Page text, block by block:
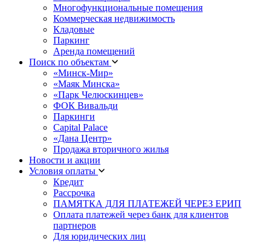
Многофункциональные помещения
Коммерческая недвижимость
Кладовые
Паркинг
Аренда помещений
Поиск по объектам
«Минск-Мир»
«Маяк Минска»
«Парк Челюскинцев»
ФОК Вивальди
Паркинги
Capital Palace
«Дана Центр»
Продажа вторичного жилья
Новости и акции
Условия оплаты
Кредит
Рассрочка
ПАМЯТКА ДЛЯ ПЛАТЕЖЕЙ ЧЕРЕЗ ЕРИП
Оплата платежей через банк для клиентов
партнеров
Для юридических лиц